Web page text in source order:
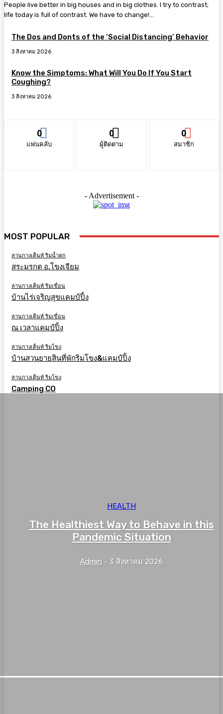
People live better in big houses and in big clothes. I try to contrast;
life today is full of contrast. We have to change!...
The Dos and Donts of the ‘Social Distancing’ Behavior
3 สิงหาคม 2026
Know the Simptoms: What Will You Do If You Start
Coughing?
3 สิงหาคม 2026
0
แฟนคลับ
0
ผู้ติดตาม
0
สมาชิก
- Advertisement -
MOST POPULAR
ลานกางเต็นท์ ริมน้ำตก
สระมรกต อ.โขงเจียม
ลานกางเต็นท์ ริมเขื่อน
บ้านไร่เจริญสุขแคมป์ปิ้ง
ลานกางเต็นท์ ริมเขื่อน
ณ เวลาแคมป์ปิ้ง
ลานกางเต็นท์ ริมโขง
บ้านสวนยายสินที่พักริมโขง&แคมป์ปิ้ง
ลานกางเต็นท์ ริมโขง
Camping CO
HEALTH
The Healthiest Way to Behave in this
Pandemic Situation
Admin - 3 สิงหาคม 2026